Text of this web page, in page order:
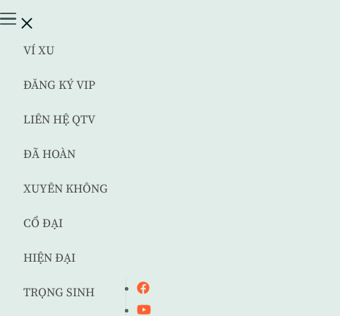
VÍ XU
ĐĂNG KÝ VIP
LIÊN HỆ QTV
ĐÃ HOÀN
XUYÊN KHÔNG
CỔ ĐẠI
HIỆN ĐẠI
TRỌNG SINH